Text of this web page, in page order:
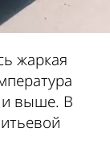
жаркая
и выше. В